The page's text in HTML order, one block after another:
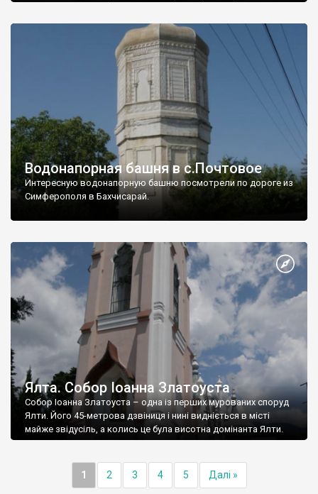
Водонапорная башня в с.Почтовое
Интересную водонапорную башню посмотрели по дороге из
Симферополя в Бахчисарай.
Ялта. Собор Іоанна Златоуста
Собор Іоанна Златоуста – одна із перших мурованих споруд
Ялти. Його 45-метрова дзвіниця і нині видніється в місті
майже звідусіль, а колись це була висотна домінанта Ялти.
1 2 3 4 5 Далі »